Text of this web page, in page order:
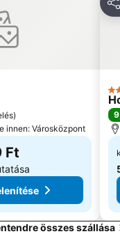
MOM Park
kedvencekhez
)
innen: Városközpont
Ft
4
összes szállása